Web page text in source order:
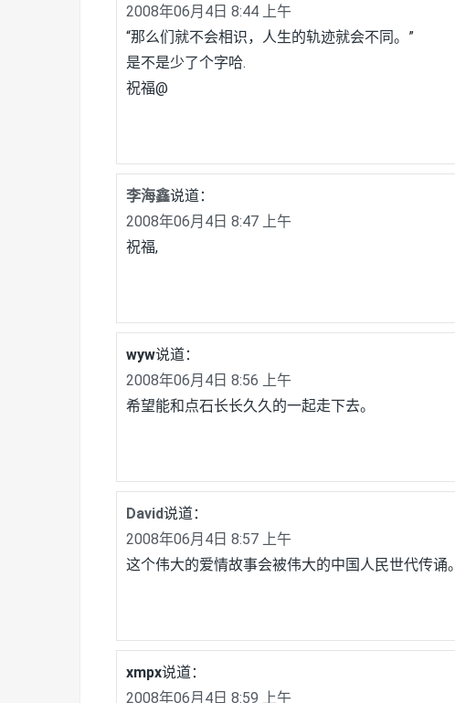
2008年06月4日 8:44 上午
“那么们就不会相识，人生的轨迹就会不同。”
是不是少了个字哈.
祝福@
李海鑫说道：
2008年06月4日 8:47 上午
祝福,
wyw说道：
2008年06月4日 8:56 上午
希望能和点石长长久久的一起走下去。
David说道：
2008年06月4日 8:57 上午
这个伟大的爱情故事会被伟大的中国人民世代传诵。
xmpx说道：
2008年06月4日 8:59 上午